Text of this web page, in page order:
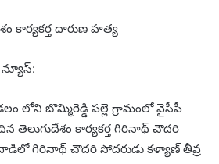
కార్యకర్త దారుణ హత్య
న్యూస్:
లోని బొమ్మిరెడ్డి పల్లె గ్రామంలో వైసీపీ
కార్యకర్త గిరినాథ్ చౌదరి
గిరినాథ్ చౌదరి సోదరుడు కళ్యాణ్ తీవ్ర